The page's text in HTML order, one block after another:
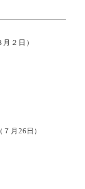
２日）
月26日）